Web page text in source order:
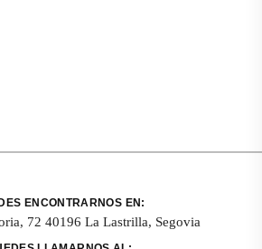
ENCONTRARNOS EN:
72 40196 La Lastrilla, Segovia